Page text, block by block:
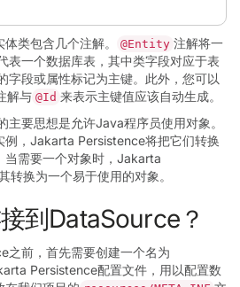
类包含几个注解。 @Entity 注解将一
表一个数据库表，其中类字段对应于表
字段或属性标记为主键。此外，您可以
解与 @Id 来表示主键值应该自动生成。
要思想是允许Java程序员使用对象。
例，Jakarta Persistence将把它们转换
当需要一个对象时，Jakarta
转换为一个易于使用的对象。
到DataSource？
前，首先需要创建一个名为
Persistence配置文件，用以配置数